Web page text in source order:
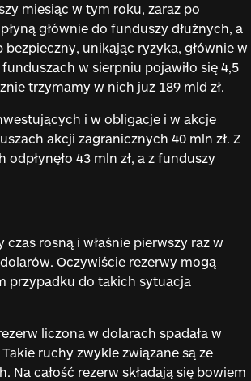
miesiąc w tym roku, zaraz po
głównie do funduszy dłużnych, a
unikając ryzyka, głównie w
w sierpniu pojawiło się 4,5
trzymamy w nich już 189 mld zł.
i w obligacje i w akcje
akcji zagranicznych 40 mln zł. Z
43 mln zł, a z funduszy
czas rosną i właśnie pierwszy raz w
Oczywiście rezerwy mogą
przypadku do takich sytuacja
liczona w dolarach spadała w
ruchy zwykle związane są ze
całość rezerw składają się bowiem